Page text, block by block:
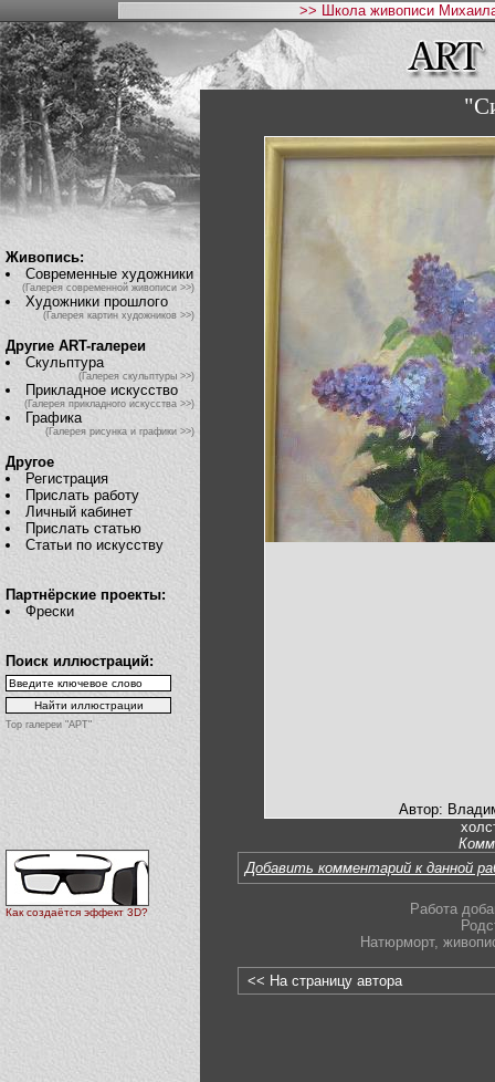
>> Школа живописи
Живопись:
Современные художники
(Галерея современной живописи >>)
Художники прошлого
(Галерея картин художников >>)
Другие ART-галереи
Скульптура
(Галерея скульптуры >>)
Прикладное искусство
(Галерея прикладного искусства >>)
Графика
(Галерея рисунка и графики >>)
Другое
Регистрация
Прислать работу
Личный кабинет
Прислать статью
Статьи по искусству
Партнёрские проекты:
Фрески
Поиск иллюстраций:
Top галереи "АРТ"
Как создаётся эффект 3D?
Автор:
Добавить комментарий к данной
Работа
Натюрморт,
<< На страницу автора